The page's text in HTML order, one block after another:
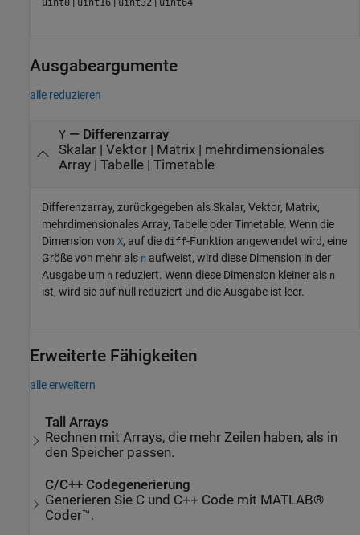
Ausgabeargumente
alle reduzieren
Y— Differenzarray
Skalar | Vektor | Matrix | mehrdimensionales
Array | Tabelle | Timetable
Differenzarray, zurückgegeben als Skalar, Vektor, Matrix,
mehrdimensionales Array, Tabelle oder Timetable. Wenn die
Dimension von X, auf die diff-Funktion angewendet wird, eine
Größe von mehr als n aufweist, wird diese Dimension in der
Ausgabe um n reduziert. Wenn diese Dimension kleiner als n
ist, wird sie auf null reduziert und die Ausgabe ist leer.
Erweiterte Fähigkeiten
alle erweitern
Tall Arrays
Rechnen mit Arrays, die mehr Zeilen haben, als in
den Speicher passen.
C/C++ Codegenerierung
Generieren Sie C und C++ Code mit MATLAB®
Coder™.